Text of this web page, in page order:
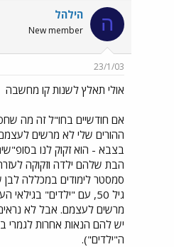
ה הילהל
New member
23/1/03
אולי תאלץ לשנות קו מחשבה
אם חודשיים בחו"ל זה מה
ההורים שלי לא מרשים
בצבא - הוא זקוק לנו
הבת שלהם ילדה וזקוקה
סמסטר לימודים במכללה לבן
גיל 50, עם "ילדים"
מרשים לעצמם. אבל לא
ה"ילדים").